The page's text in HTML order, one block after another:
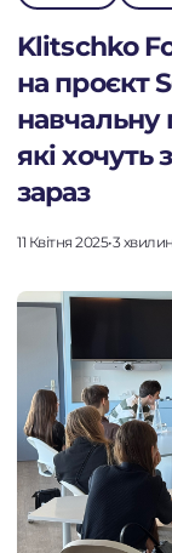
Klitschko
на проєкт
навчальну
які хочуть
зараз
11 Квітня 2025•3